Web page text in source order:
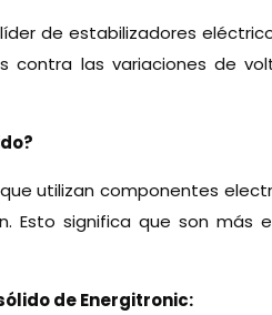
de estabilizadores
contra las variaciones de
utilizan componentes
Esto significa que son más
de Energitronic: